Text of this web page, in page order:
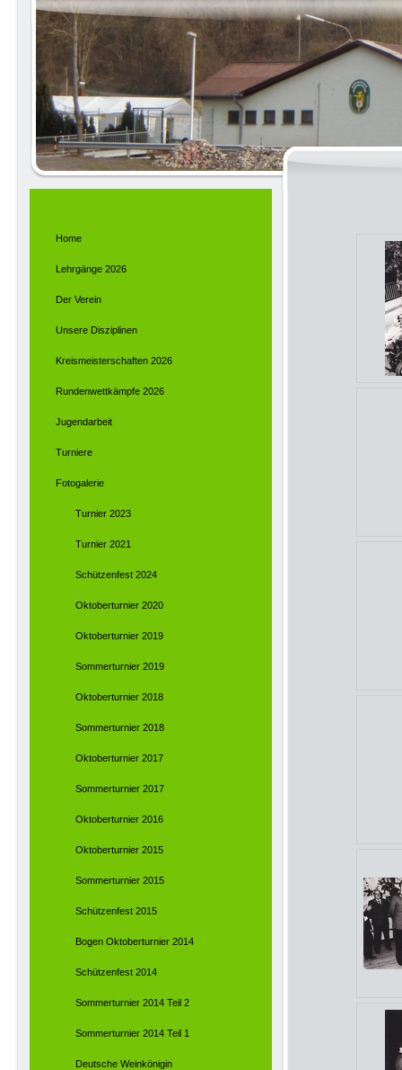
Home
Lehrgänge 2026
Der Verein
Unsere Disziplinen
Kreismeisterschaften 2026
Rundenwettkämpfe 2026
Jugendarbeit
Turniere
Fotogalerie
Turnier 2023
Turnier 2021
Schützenfest 2024
Oktoberturnier 2020
Oktoberturnier 2019
Sommerturnier 2019
Oktoberturnier 2018
Sommerturnier 2018
Oktoberturnier 2017
Sommerturnier 2017
Oktoberturnier 2016
Oktoberturnier 2015
Sommerturnier 2015
Schützenfest 2015
Bogen Oktoberturnier 2014
Schützenfest 2014
Sommerturnier 2014 Teil 2
Sommerturnier 2014 Teil 1
Deutsche Weinkönigin